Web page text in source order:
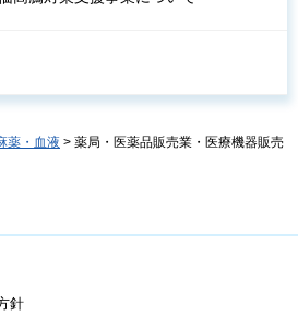
薬・血液 > 薬局・医薬品販売業・医療機器販売
針